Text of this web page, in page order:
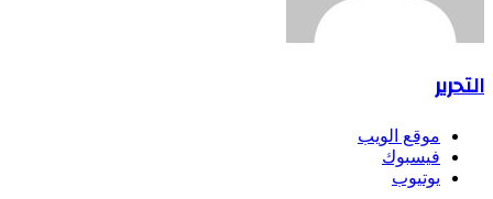
التحرير
موقع الويب
فيسبوك
يوتيوب